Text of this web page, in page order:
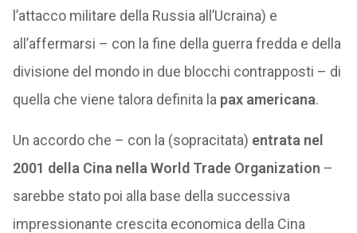
l’attacco militare della Russia all’Ucraina) e
all’affermarsi – con la fine della guerra fredda e della
divisione del mondo in due blocchi contrapposti – di
quella che viene talora definita la pax americana.
Un accordo che – con la (sopracitata) entrata nel
2001 della Cina nella World Trade Organization –
sarebbe stato poi alla base della successiva
impressionante crescita economica della Cina